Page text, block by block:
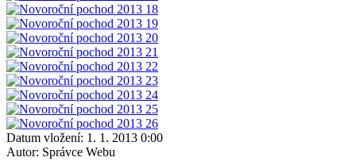
Datum vložení: 1. 1. 2013 0:00
Autor: Správce Webu